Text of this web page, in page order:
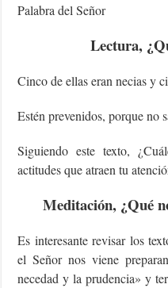
Palabra del Señor
Lectura,
Cinco de ellas eran necias y
Estén prevenidos, porque no
Siguiendo este texto,
actitudes que atraen tu
Meditación, ¿Qué
Es interesante revisar los
el Señor nos viene
necedad y la prudencia» y